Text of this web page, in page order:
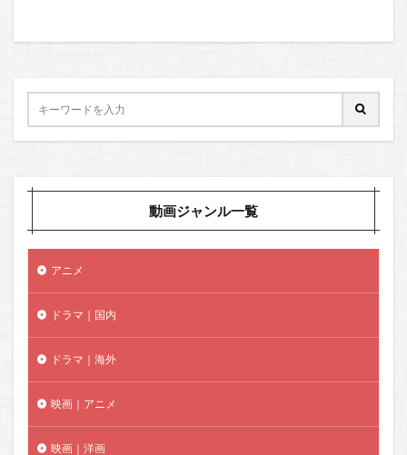
動画ジャンル一覧
アニメ
ドラマ｜国内
ドラマ｜海外
映画｜アニメ
映画｜洋画